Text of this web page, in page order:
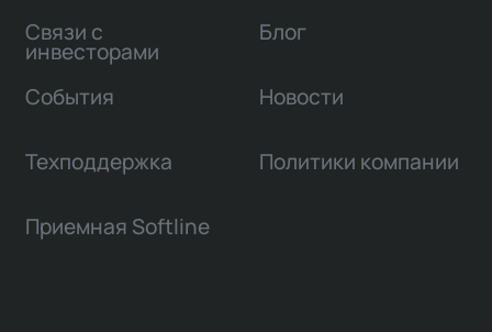
Связи с
инвесторами
Блог
События Новости
Техподдержка Политики компании
Приемная Softline